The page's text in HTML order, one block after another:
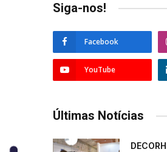
Siga-nos!
Facebook
YouTube
Últimas Notícias